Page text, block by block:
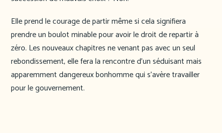
Elle prend le courage de partir même si cela signifiera
prendre un boulot minable pour avoir le droit de repartir à
zéro. Les nouveaux chapitres ne venant pas avec un seul
rebondissement, elle fera la rencontre d’un séduisant mais
apparemment dangereux bonhomme qui s’avère travailler
pour le gouvernement.